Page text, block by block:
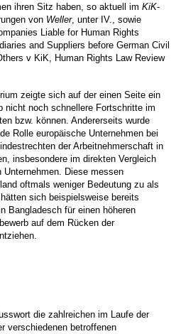
ihren Sitz haben, so aktuell im KiK-
von Weller, unter IV., sowie
Liable for Human Rights
and Suppliers before German Civil
v KiK, Human Rights Law Review
zeigte sich auf der einen Seite ein
nicht noch schnellere Fortschritte im
bzw. können. Andererseits wurde
Rolle europäische Unternehmen bei
der Arbeitnehmerschaft in
insbesondere im direkten Vergleich
Diese messen
oftmals weniger Bedeutung zu als
sich beispielsweise bereits
Bangladesch für einen höheren
auf dem Rücken der
die zahlreichen im Laufe der
verschiedenen betroffenen